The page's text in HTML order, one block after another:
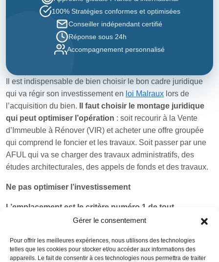
Gérer le consentement
Pour offrir les meilleures expériences, nous utilisons des technologies
telles que les cookies pour stocker et/ou accéder aux informations des
appareils. Le fait de consentir à ces technologies nous permettra de traiter
100% Stratégies conformes et optimisées
Conseiller indépendant certifié
Réponse sous 24h
Accompagnement personnalisé
Il est indispensable de bien choisir le bon cadre juridique
qui va régir son investissement en loi Malraux lors de
l’acquisition du bien.
Il faut choisir le montage juridique
qui peut optimiser l’opération : soit recourir à la Vente
d’Immeuble à Rénover (VIR) et acheter une offre groupée
qui comprend le foncier et les travaux. Soit passer par une
AFUL qui va se charger des travaux administratifs, des
études architecturales, des appels de fonds et des travaux.
Ne pas optimiser l’investissement
L’emplacement est le critère numéro 1 de tout
investissement immobilier. Il est également nécessaire de
qui soit bien situé en plein centre-ville. Il est primordial de
choisir un emplacement pertinent où la demande locatif est